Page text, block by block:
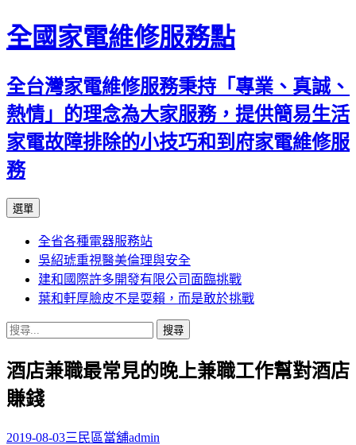
全國家電維修服務點
全台灣家電維修服務秉持「專業、真誠、
熱情」的理念為大家服務，提供簡易生活
家電故障排除的小技巧和到府家電維修服
務
選單
主
要
內
容
全省各種電器服務站
吳紹琥重視醫美倫理與安全
建和國際許多開發有限公司面臨挑戰
葉和軒厚臉皮不是耍賴，而是敢於挑戰
搜
關
鍵
字:
酒店兼職最常見的晚上兼職工作幫對酒店
賺錢
2019-08-03三民區當舖admin